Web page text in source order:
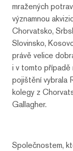
mražených
významnou
Chorvatsko,
Slovinsko,
právě velice
i v tomto případě
pojištění vybrala
kolegy z
Gallagher.
Společnostem,